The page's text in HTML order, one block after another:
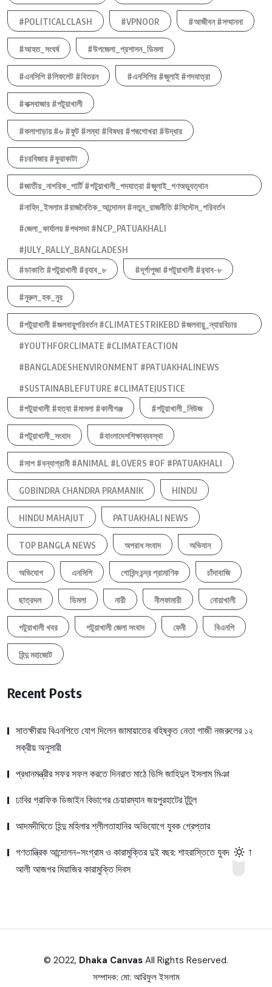
#POLITICALCLASH #VPNOOR #আজীবন #সম্মাননা
#আহত_সংঘর্ষ #উপজেলা_প্রশাসন_ডিমলা
#এনসিপি #লিফলেট #বিতরন #এনসিপির #জুলাই #পদযাত্রা
#কক্সবাজার #পটুয়াখালী
#কলাপাড়ায় #৬ #ফুট #লম্বা #বিষধর #পদ্মগোখরা #উদ্ধার
#চরবিজায় #কুয়াকাটা
#জাতীয়_নাগরিক_পার্টি #পটুয়াখালী_পদযাত্রা #জুলাই_গণঅভ্যুত্থান
#নাহিদ_ইসলাম #রাজনৈতিক_আন্দোলন #নতুন_রাজনীতি #সিস্টেম_পরিবর্তন
#জেলা_কার্যালয় #পথসভা #NCP_PATUAKHALI
#JULY_RALLY_BANGLADESH
#ডাকাতি #পটুয়াখালী #র‍্যাব_৮
#দূর্গাপুজা #পটুয়াখালী #র‍্যাব-৮
#নুরুল_হক_নুর
#পটুয়াখালী #জলবায়ুপরিবর্তন #CLIMATESTRIKEBD #জলবায়ু_ন্যায়বিচার
#YOUTHFORCLIMATE #CLIMATEACTION
#BANGLADESHENVIRONMENT #PATUAKHALINEWS
#SUSTAINABLEFUTURE #CLIMATEJUSTICE
#পটুয়াখালী #হত্যা #মামলা #কালীগঞ্জ
#পটুয়াখালী_নিউজ
#পটুয়াখালী_সংবাদ #বাংলাদেশশিক্ষাব্যবস্থা
#সাপ #বন্যাপ্রানী #ANIMAL #LOVERS #OF #PATUAKHALI
GOBINDRA CHANDRA PRAMANIK HINDU
HINDU MAHAJUT PATUAKHALI NEWS
TOP BANGLA NEWS অপরাধ সংবাদ অভিযান
অভিযোগ এনসিপি গোবিন্দ চন্দ্র প্রামাণিক চাঁদাবাজি
ছাত্রদল ডিমলা নারী নীলফামারী নোয়াখালী
পটুয়াখালী খবর পটুয়াখালী জেলা সংবাদ ফেনী বিএনপি
হিন্দু মহাজোট
Recent Posts
সাতক্ষীরায় বিএনপিতে যোগ দিলেন জামায়াতের বহিষ্কৃত নেতা গাজী নজরুলের ১২
সক্রীয় অনুসারী
প্রধানমন্ত্রীর সফর সফল করতে দিনরাত মাঠে ডিসি জাহিদুল ইসলাম মিঞা
ঢাবির গ্রাফিক ডিজাইন বিভাগের চেয়ারম্যান জয়পুরহাটের টুটুল
আদমদীঘিতে হিন্দু মহিলার শ্লীলতাহানির অভিযোগে যুবক গ্রেপ্তার
গণতান্ত্রিক আন্দোলন-সংগ্রাম ও কারামুক্তির দুই বছর: শাহরাস্তিতে যুবদল নেতা
আলী আজগর মিয়াজির কারামুক্তি দিবস
© 2022, Dhaka Canvas All Rights Reserved.
সম্পাদক: মো: আরিফুল ইসলাম